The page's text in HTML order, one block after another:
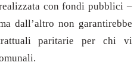
con fondi pubblici –
dall’altro non garantirebbe
paritarie per chi vi